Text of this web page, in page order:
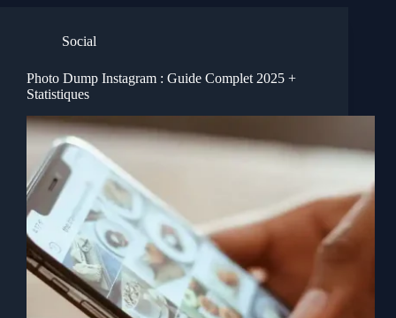
Social
Photo Dump Instagram : Guide Complet 2025 +
Statistiques